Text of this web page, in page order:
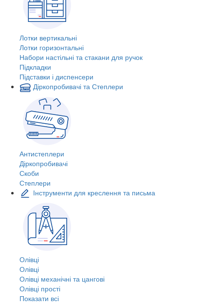
Лотки вертикальні
Лотки горизонтальні
Набори настільні та стакани для ручок
Підкладки
Підставки і диспенсери
Діркопробивачі та Степлери
Антистеплери
Діркопробивачі
Скоби
Степлери
Інструменти для креслення та письма
Олівці
Олівці
Олівці механічні та цангові
Олівці прості
Показати всі